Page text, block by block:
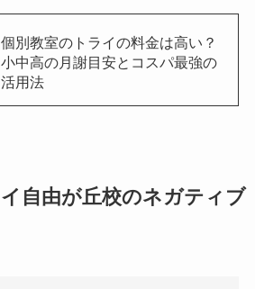
個別教室のトライの料金は高い？
小中高の月謝目安とコスパ最強の
活用法
自由が丘校のネガティブ